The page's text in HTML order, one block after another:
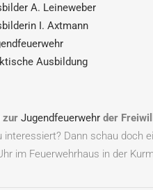
A. Leineweber
I. Axtmann
Ausbildung
zur Jugendfeuerwehr der
interessiert? Dann schau doch
im Feuerwehrhaus in der